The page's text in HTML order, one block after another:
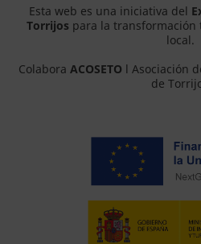
Esta web es una iniciativa del
Torrijos para la transformación
local.
Colabora ACOSETO l Asociación
de